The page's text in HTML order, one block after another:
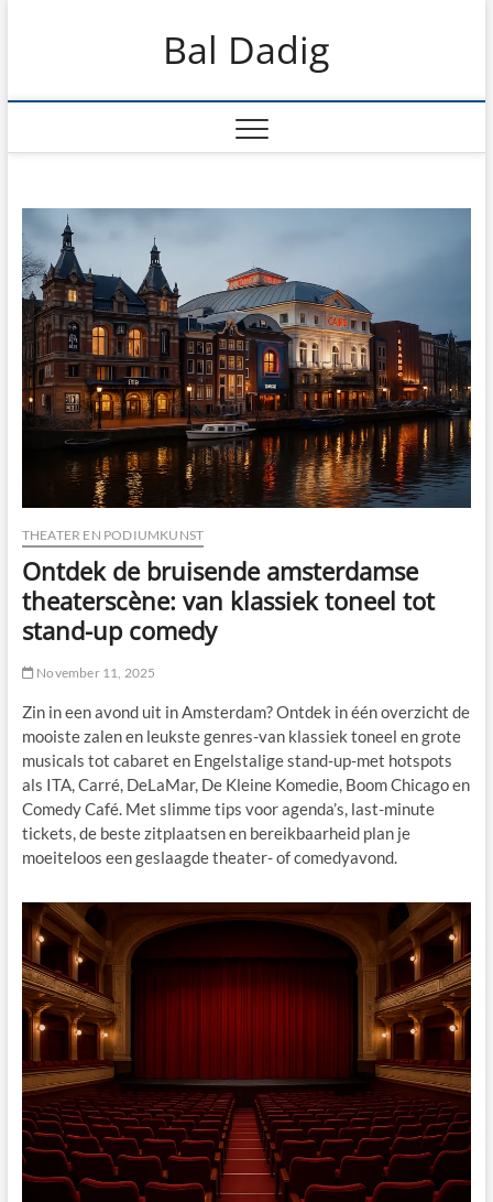
Bal Dadig
THEATER EN PODIUMKUNST
Ontdek de bruisende amsterdamse
theaterscène: van klassiek toneel tot
stand-up comedy
November 11, 2025
Zin in een avond uit in Amsterdam? Ontdek in één overzicht de
mooiste zalen en leukste genres-van klassiek toneel en grote
musicals tot cabaret en Engelstalige stand-up-met hotspots
als ITA, Carré, DeLaMar, De Kleine Komedie, Boom Chicago en
Comedy Café. Met slimme tips voor agenda’s, last-minute
tickets, de beste zitplaatsen en bereikbaarheid plan je
moeiteloos een geslaagde theater- of comedyavond.